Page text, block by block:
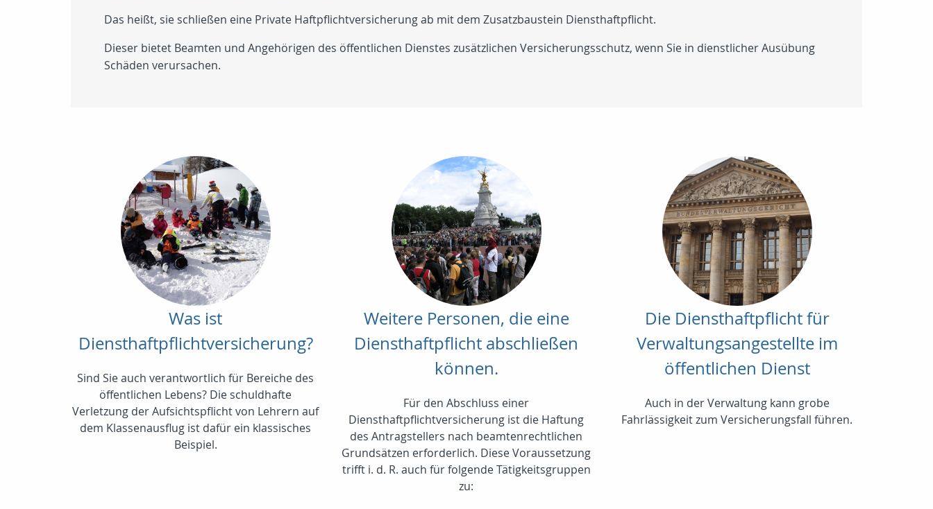
Das heißt, sie schließen eine Private Haftpflichtversicherung ab mit dem Zusatzbaustein Diensthaftpflicht.
Dieser bietet Beamten und Angehörigen des öffentlichen Dienstes zusätzlichen Versicherungsschutz, wenn Sie in dienstlicher Ausübung
Schäden verursachen.
Was ist
Diensthaftpflichtversicherung?
Sind Sie auch verantwortlich für Bereiche des
öffentlichen Lebens? Die schuldhafte
Verletzung der Aufsichtspflicht von Lehrern auf
dem Klassenausflug ist dafür ein klassisches
Beispiel.
Weitere Personen, die eine
Diensthaftpflicht abschließen
können.
Für den Abschluss einer
Diensthaftpflichtversicherung ist die Haftung
des Antragstellers nach beamtenrechtlichen
Grundsätzen erforderlich. Diese Voraussetzung
trifft i. d. R. auch für folgende Tätigkeitsgruppen
zu:
Die Diensthaftpflicht für
Verwaltungsangestellte im
öffentlichen Dienst
Auch in der Verwaltung kann grobe
Fahrlässigkeit zum Versicherungsfall führen.